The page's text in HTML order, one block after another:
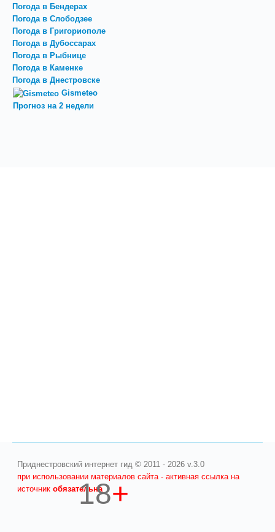
Погода в Бендерах
Погода в Слободзее
Погода в Григориополе
Погода в Дубоссарах
Погода в Рыбнице
Погода в Каменке
Погода в Днестровске
Gismeteo
Прогноз на 2 недели
Приднестровский интернет гид © 2011 - 2026 v.3.0
при использовании материалов сайта - активная ссылка на
источникобязательна
18+